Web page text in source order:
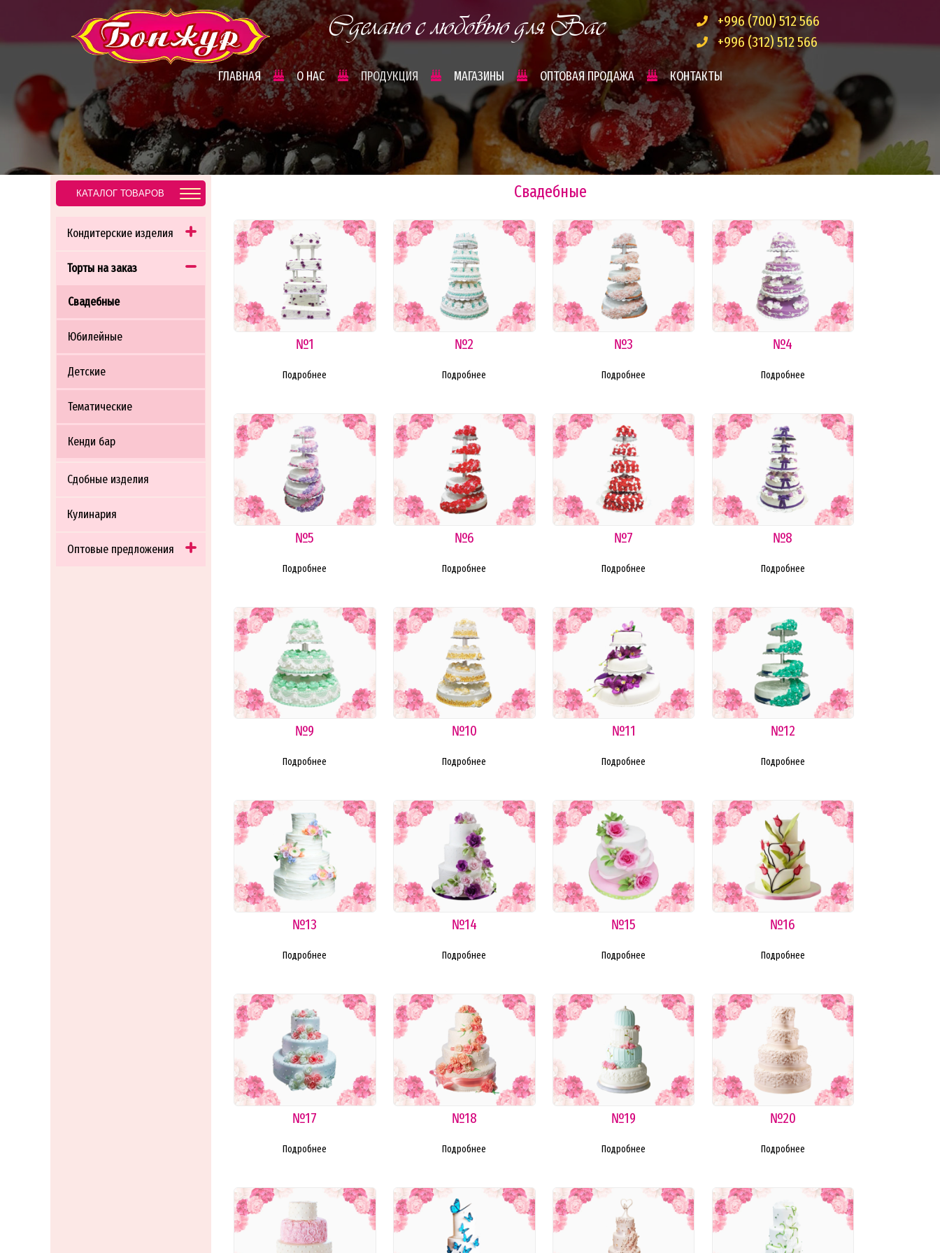
Сделано с любовью для Вас
+996 (700) 512 566
+996 (312) 512 566
ГЛАВНАЯ О НАС ПРОДУКЦИЯ МАГАЗИНЫ ОПТОВАЯ ПРОДАЖА КОНТАКТЫ
КАТАЛОГ ТОВАРОВ
Кондитерские изделия
Торты на заказ
Свадебные
Юбилейные
Детские
Тематические
Кенди бар
Сдобные изделия
Кулинария
Оптовые предложения
Свадебные
№1
Подробнее
№2
Подробнее
№3
Подробнее
№4
Подробнее
№5
Подробнее
№6
Подробнее
№7
Подробнее
№8
Подробнее
№9
Подробнее
№10
Подробнее
№11
Подробнее
№12
Подробнее
№13
Подробнее
№14
Подробнее
№15
Подробнее
№16
Подробнее
№17
Подробнее
№18
Подробнее
№19
Подробнее
№20
Подробнее